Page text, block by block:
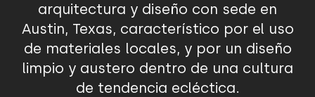
arquitectura y diseño con sede en
Austin, Texas, característico por el uso
de materiales locales, y por un diseño
limpio y austero dentro de una cultura
de tendencia ecléctica.